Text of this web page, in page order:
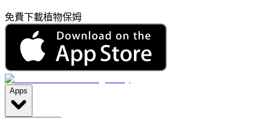
免費下載植物保姆
Apps